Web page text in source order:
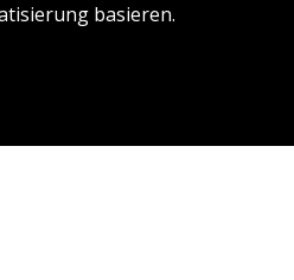
basieren.